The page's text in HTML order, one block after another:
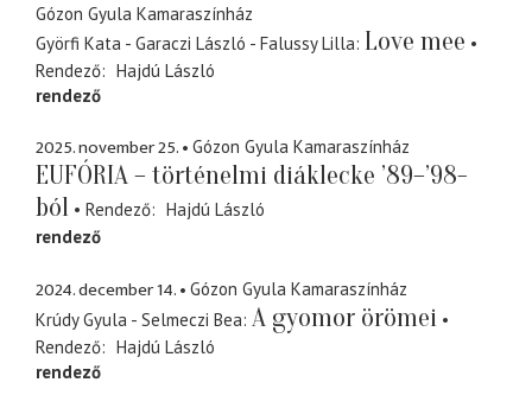
Gózon Gyula Kamaraszínház
Györfi Kata - Garaczi László - Falussy Lilla Love mee
Rendező
Hajdú László
rendező
2025. november 25. Gózon Gyula Kamaraszínház
EUFÓRIA – történelmi diáklecke ’89–’98-
ból
Rendező
Hajdú László
rendező
2024. december 14.
Gózon Gyula Kamaraszínház
Krúdy Gyula - Selmeczi Bea A gyomor örömei
Rendező
Hajdú László
rendező